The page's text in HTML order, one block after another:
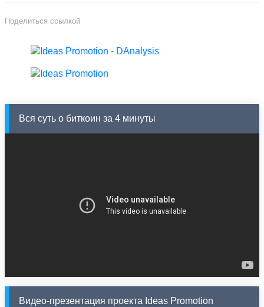
Поделиться ссылкой
Вся суть о биткоин за 4 минуты
Видео-презентация проекта Ideas Promotion